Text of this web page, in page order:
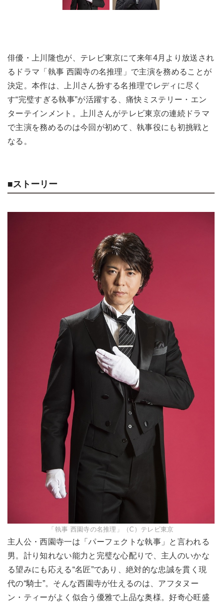
俳優・上川隆也が、テレビ東京にて来年4月より放送され
るドラマ「執事 西園寺の名推理」で主演を務めることが
決定。本作は、上川さん扮する名推理でレディに尽く
す“完璧すぎる執事”が活躍する、痛快ミステリー・エン
ターテインメント。上川さんがテレビ東京の連続ドラマ
で主演を務めるのは今回が初めて、執事役にも初挑戦と
なる。
■ストーリー
「執事 西園寺の名推理」（C）テレビ東京
主人公・西園寺一は「パーフェクトな執事」と言われる
男。計り知れない能力と完璧な心配りで、主人のいかな
る望みにも応える“名匠”であり、絶対的な忠誠を貫く現
代の“騎士”。そんな西園寺が仕えるのは、アフタヌー
ン・ティーがよく似合う優雅で上品な奥様。好奇心旺盛